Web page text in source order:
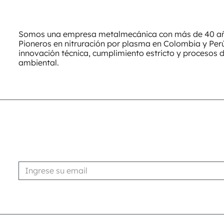
Somos una empresa metalmecánica con más de 40
Pioneros en nitruración por plasma en Colombia y
innovación técnica, cumplimiento estricto y procesos
ambiental.